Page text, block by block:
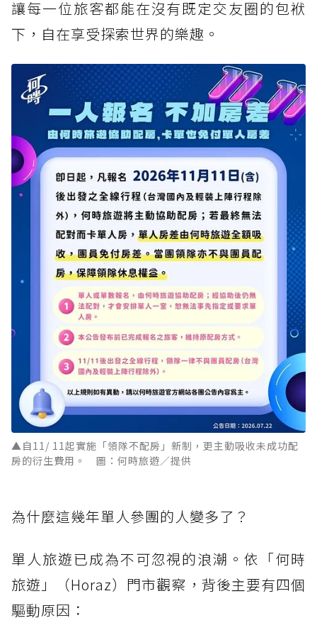
讓每一位旅客都能在沒有既定交友圈的包袱
下，自在享受探索世界的樂趣。
▲自11/ 11起實施「領隊不配房」新制，更主動吸收未成功配
房的衍生費用。 圖：何時旅遊／提供
為什麼這幾年單人參團的人變多了？
單人旅遊已成為不可忽視的浪潮。依「何時
旅遊」（Horaz）門市觀察，背後主要有四個
驅動原因：